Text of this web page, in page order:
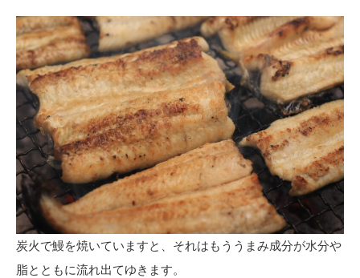
炭火で鰻を焼いていますと、それはもううまみ成分が水分や
脂とともに流れ出てゆきます。